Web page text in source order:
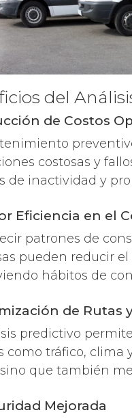
del
de Costos
costosas y
de inactividad y
Eficiencia en el
patrones de
pueden reducir
hábitos de
de Rutas
predictivo
como tráfico, clima
sino que también
Mejorada